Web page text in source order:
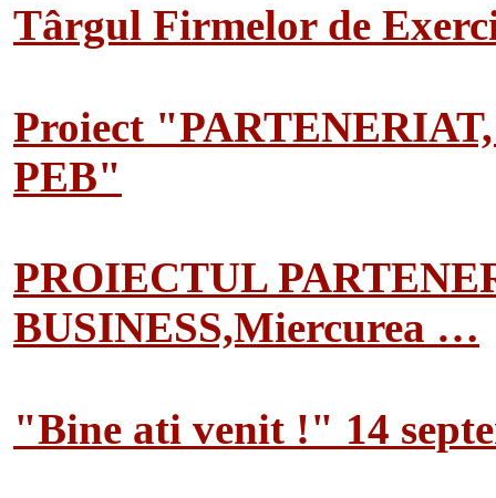
Târgul Firmelor de
Proiect
PEB"
PROIECTUL
BUSINESS,Miercurea …
"Bine ati venit !" 14